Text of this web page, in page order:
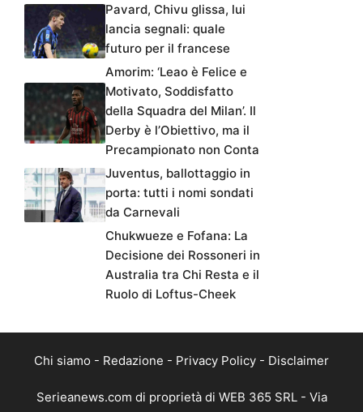
Pavard, Chivu glissa, lui
lancia segnali: quale
futuro per il francese
Amorim: ‘Leao è Felice e
Motivato, Soddisfatto
della Squadra del Milan’. Il
Derby è l’Obiettivo, ma il
Precampionato non Conta
Juventus, ballottaggio in
porta: tutti i nomi sondati
da Carnevali
Chukwueze e Fofana: La
Decisione dei Rossoneri in
Australia tra Chi Resta e il
Ruolo di Loftus-Cheek
Chi siamo - Redazione - Privacy Policy - Disclaimer
Serieanews.com di proprietà di WEB 365 SRL - Via